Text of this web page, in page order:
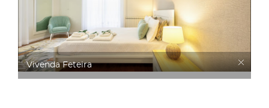
Vivenda Feteira